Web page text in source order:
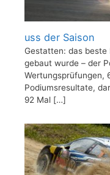
uss der Saison
Gestatten: das beste
gebaut wurde – der
Wertungsprüfungen,
Podiumsresultate,
92 Mal […]